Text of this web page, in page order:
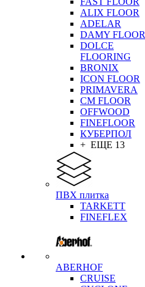
ALIX FLOOR
ADELAR
DAMY FLOOR
DOLCE
FLOORING
BRONIX
ICON FLOOR
PRIMAVERA
CM FLOOR
OFFWOOD
FINEFLOOR
КУБЕРПОЛ
+ ЕЩЕ 13
ПВХ плитка
TARKETT
FINEFLEX
ABERHOF
CRUISE